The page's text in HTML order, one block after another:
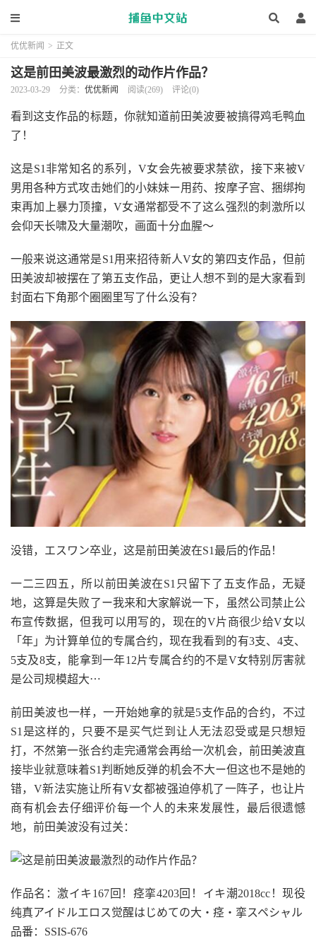
优优新闻 > 正文
这是前田美波最激烈的动作片作品？
2023-03-29 分类： 优优新闻 阅读(269) 评论(0)
看到这支作品的标题，你就知道前田美波要被搞得鸡毛鸭血
了！
这是S1非常知名的系列，V女会先被要求禁欲，接下来被V
男用各种方式攻击她们的小妹妹ー用药、按摩子宫、捆绑拘
束再加上暴力顶撞，V女通常都受不了这么强烈的刺激所以
会仰天长啸及大量潮吹，画面十分血腥〜
一般来说这通常是S1用来招待新人V女的第四支作品，但前
田美波却被摆在了第五支作品，更让人想不到的是大家看到
封面右下角那个圈圈里写了什么没有？
没错，エスワン卒业，这是前田美波在S1最后的作品！
一二三四五，所以前田美波在S1只留下了五支作品，无疑
地，这算是失败了ー我来和大家解说一下，虽然公司禁止公
布宣传数据，但我可以用写的，现在的V片商很少给V女以
「年」为计算单位的专属合约，现在我看到的有3支、4支、
5支及8支，能拿到一年12片专属合约的不是V女特别厉害就
是公司规模超大⋯
前田美波也一样，一开始她拿的就是5支作品的合约，不过
S1是这样的，只要不是买气烂到让人无法忍受或是只想短
打，不然第一张合约走完通常会再给一次机会，前田美波直
接毕业就意味着S1判断她反弹的机会不大ー但这也不是她的
错，V新法实施让所有V女都被强迫停机了一阵子，也让片
商有机会去仔细评价每一个人的未来发展性，最后很遗憾
地，前田美波没有过关：
作品名：激イキ167回！痉挛4203回！イキ潮2018cc！现役
纯真アイドルエロス觉醒はじめての大・痉・挛スペシャル
品番：SSIS-676